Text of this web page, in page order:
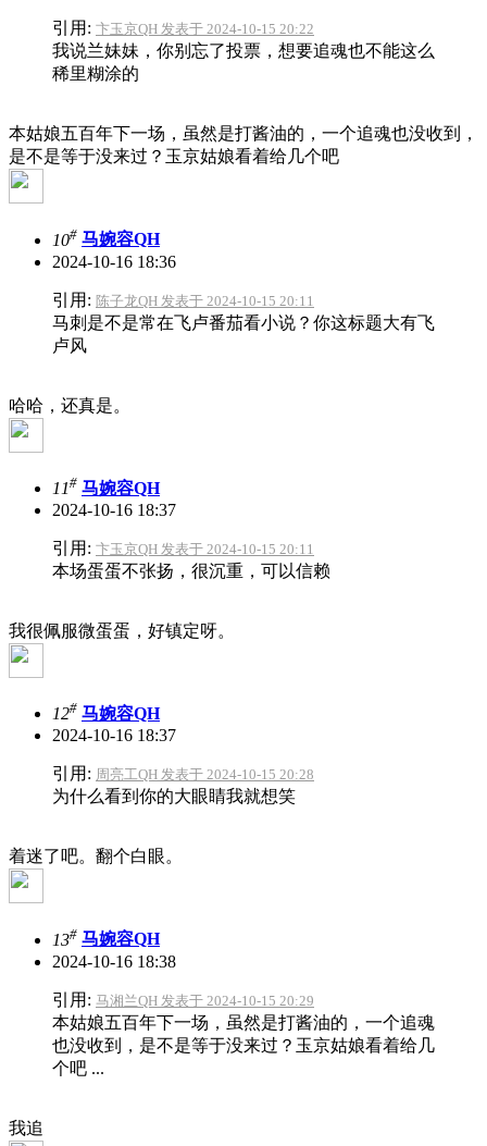
引用: 卞玉京QH 发表于 2024-10-15 20:22
我说兰妹妹，你别忘了投票，想要追魂也不能这么
稀里糊涂的
本姑娘五百年下一场，虽然是打酱油的，一个追魂也没收到，
是不是等于没来过？ 玉京姑娘看着给几个吧
10# 马婉容QH
2024-10-16 18:36
引用: 陈子龙QH 发表于 2024-10-15 20:11
马刺是不是常在飞卢番茄看小说？你这标题大有飞
卢风
哈哈，还真是。
11# 马婉容QH
2024-10-16 18:37
引用: 卞玉京QH 发表于 2024-10-15 20:11
本场蛋蛋不张扬，很沉重，可以信赖
我很佩服微蛋蛋，好镇定呀。
12# 马婉容QH
2024-10-16 18:37
引用: 周亮工QH 发表于 2024-10-15 20:28
为什么看到你的大眼睛我就想笑
着迷了吧。翻个白眼。
13# 马婉容QH
2024-10-16 18:38
引用: 马湘兰QH 发表于 2024-10-15 20:29
本姑娘五百年下一场，虽然是打酱油的，一个追魂
也没收到，是不是等于没来过？玉京姑娘看着给几
个吧 ...
我追